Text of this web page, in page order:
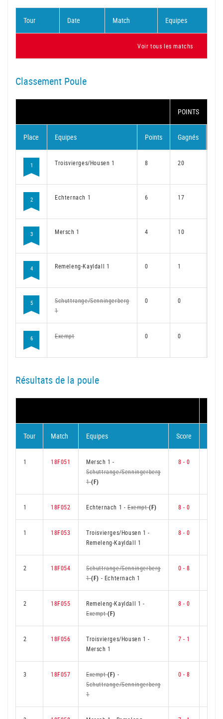
Tour Date Match Equipes
Voir tous les matchs
Classement Poule
POINTS
Place Equipes Points Gagnés
1 Troisvierges/Housen 1 8 20
2 Echternach 1 6 17
3 Mersch 1 4 10
4 Remeleng-Kayldall 1 0 1
5
Schuttrange/Senningerberg
1
0 0
6 Exempt 0 0
Résultats de la poule
Tour Match Equipes Score
1 18F051 Mersch 1-
Schuttrange/Senningerberg
1(F)
8 - 0
1 18F052 Echternach 1 -Exempt(F) 8 - 0
1 18F053 Troisvierges/Housen 1-
Remeleng-Kayldall 1
8 - 0
2 18F054
Schuttrange/Senningerberg
1(F) - Echternach 1
0 - 8
2 18F055 Remeleng-Kayldall 1 -
Exempt(F)
8 - 0
2 18F056 Troisvierges/Housen 1-
Mersch 1
7 - 1
3 18F057 Exempt(F) -
Schuttrange/Senningerberg
1
0 - 8